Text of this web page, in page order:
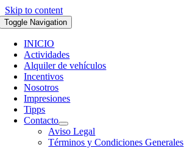
Skip to content
Toggle Navigation
INICIO
Actividades
Alquiler de vehículos
Incentivos
Nosotros
Impresiones
Tipps
Contacto
Aviso Legal
Términos y Condiciones Generales